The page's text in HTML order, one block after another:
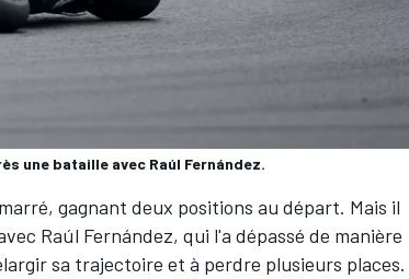
une bataille avec Raúl Fernández.
gagnant deux positions au départ. Mais il
Raúl Fernández, qui l'a dépassé de manière
sa trajectoire et à perdre plusieurs places.